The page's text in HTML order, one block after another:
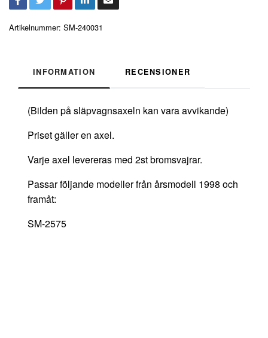
Artikelnummer: SM-240031
INFORMATION RECENSIONER
(Bilden på släpvagnsaxeln kan vara avvikande)
Priset gäller en axel.
Varje axel levereras med 2st bromsvajrar.
Passar följande modeller från årsmodell 1998 och
framåt:
SM-2575